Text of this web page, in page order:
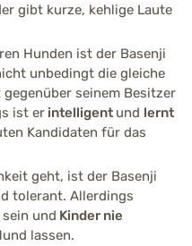
Stark ausgeprägt (4 von 5)
Mittelmäßig ausgeprägt (3
gibt kurze, kehlige Laute
Hunden ist der Basenji
unbedingt die gleiche
seinem Besitzer
ist er intelligent und lernt
Kandidaten für das
geht, ist der Basenji
tolerant. Allerdings
und Kinder nie
lassen.